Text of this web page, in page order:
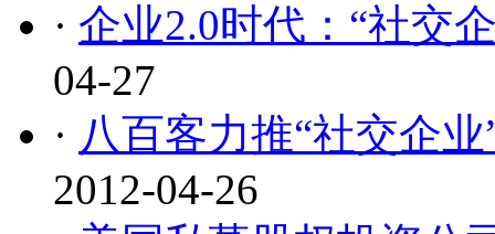
· 企业2.0时代：“社交
04-27
· 八百客力推“社交企
2012-04-26